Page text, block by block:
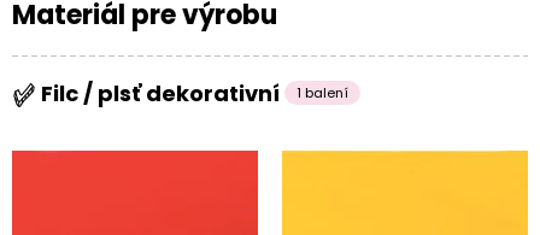
Materiál pre výrobu
Filc / plsť dekorativní 1 balení